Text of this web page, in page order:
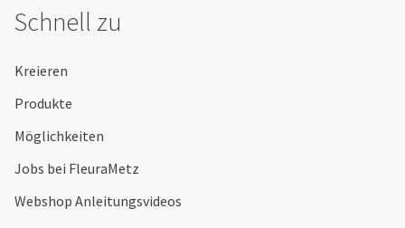
Schnell zu
Kreieren
Produkte
Möglichkeiten
Jobs bei FleuraMetz
Webshop Anleitungsvideos